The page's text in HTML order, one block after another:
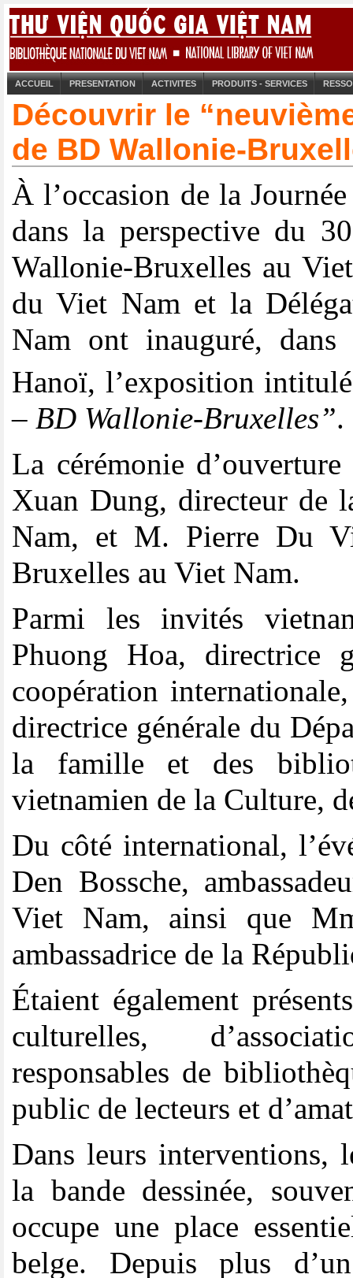
ACCUEIL PRESENTATION ACTIVITES PRODUITS - SERVICES
Découvrir le
de BD Wallonie-
À l’occasion de la
dans la perspective du
Wallonie-Bruxelles au
du Viet Nam et la
Nam ont inauguré,
Hanoï, l’exposition
– BD Wallonie-Bruxelles”.
La cérémonie
Xuan Dung, directeur de
Nam, et M. Pierre Du
Bruxelles au Viet Nam.
Parmi les invités
Phuong Hoa, directrice
coopération
directrice générale du
la famille et des
vietnamien de la Culture,
Du côté international,
Den Bossche,
Viet Nam, ainsi que
ambassadrice de la
Étaient également
culturelles,
responsables de
public de lecteurs et
Dans leurs interventions,
la bande dessinée,
occupe une place
belge. Depuis plus